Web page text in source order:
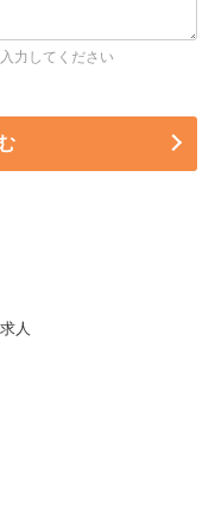
力してください
人